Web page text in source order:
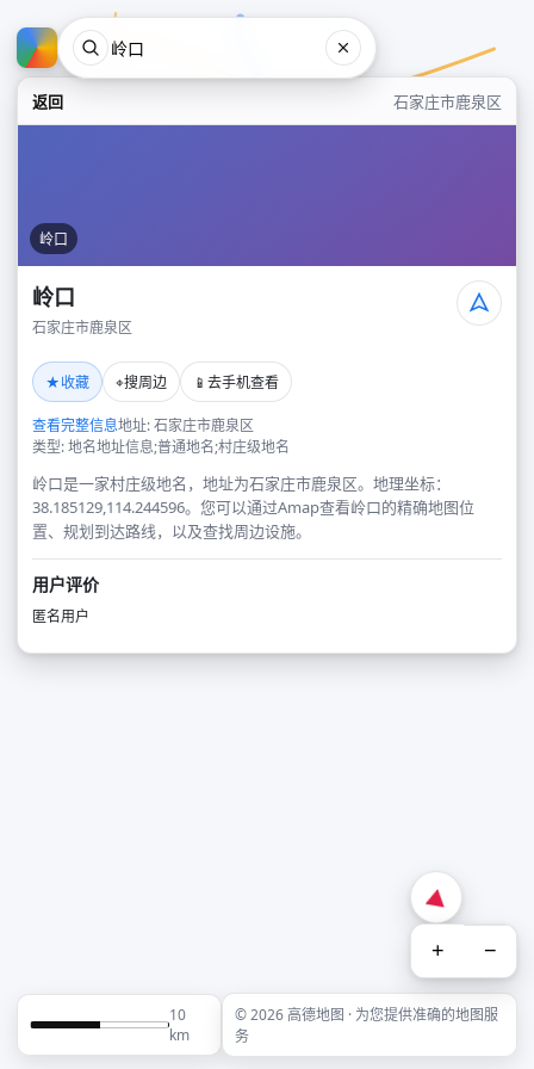
返回 石家庄市鹿泉区
岭口
岭口
石家庄市鹿泉区
★收藏 ⌖搜周边 📱 去手机查看
查看完整信息地址: 石家庄市鹿泉区
类型: 地名地址信息;普通地名;村庄级地名
岭口是一家村庄级地名，地址为石家庄市鹿泉区。地理坐标：
38.185129,114.244596。您可以通过Amap查看岭口的精确地图位
置、规划到达路线，以及查找周边设施。
用户评价
匿名用户
+ −
10
km
© 2026 高德地图 · 为您提供准确的地图服
务